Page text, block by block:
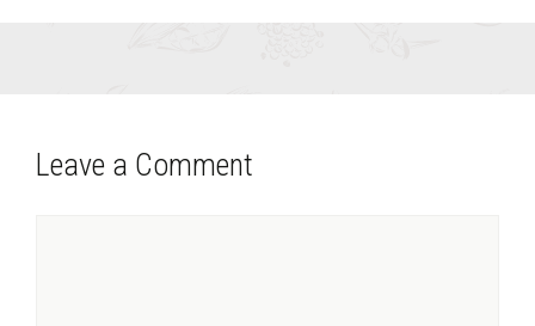
Leave a Comment